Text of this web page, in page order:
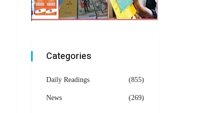
Categories
Daily Readings (855)
News (269)